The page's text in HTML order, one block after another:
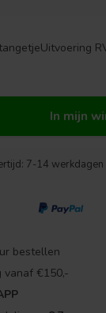
In mijn
7-14 werkdagen
bestellen
vanaf €150,-